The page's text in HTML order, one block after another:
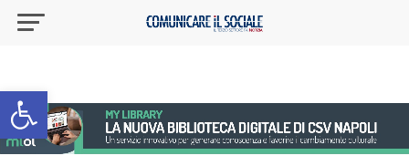
Apri la barra degli strumenti